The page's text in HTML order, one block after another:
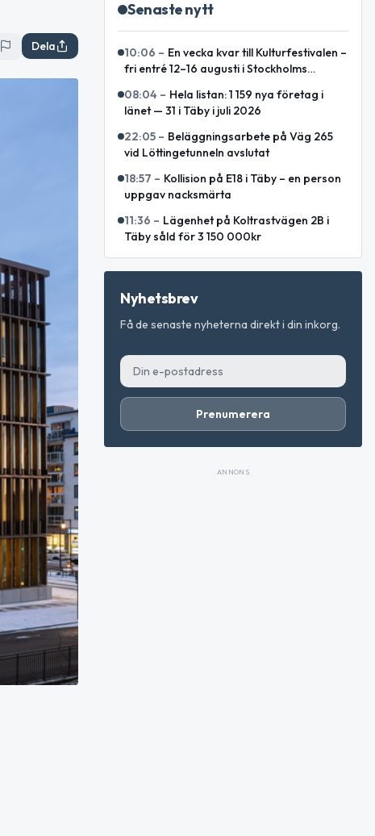
Dela
Senaste nytt
10:06 – En vecka kvar till Kulturfestivalen –
fri entré 12–16 augusti i Stockholms
08:04 – Hela listan: 1 159 nya företag i
länet — 31 i Täby i juli 2026
22:05 – Beläggningsarbete på Väg 265
vid Löttingetunneln avslutat
18:57 – Kollision på E18 i Täby – en person
uppgav nacksmärta
11:36 – Lägenhet på Koltrastvägen 2B i
Täby såld för 3 150 000kr
Nyhetsbrev
Få de senaste nyheterna direkt i din inkorg.
Prenumerera
ANNONS